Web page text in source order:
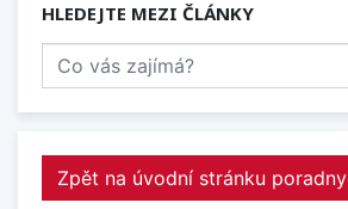
HLEDEJTE MEZI ČLÁNKY
Zpět na úvodní stránku poradny